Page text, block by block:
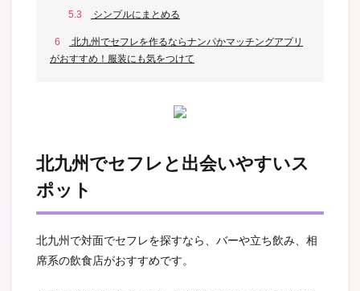
5.3 シンプルにまとめる
6
北九州でセフレを作るならナンパかマッチングアプリ
がおすすめ！服装にも気をつけて
北九州でセフレと出会いやすいス
ポット
北九州で対面でセフレを探すなら、バーや立ち飲み、相
席系の飲食店がおすすめです。